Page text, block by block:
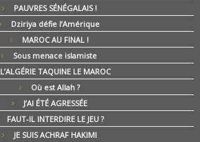
PAUVRES SÉNÉGALAIS !
Dziriya défie l’Amérique
MAROC AU FINAL !
Sous menace islamiste
L’ALGÉRIE TAQUINE LE MAROC
Où est Allah ?
J’AI ÉTÉ AGRESSÉE
FAUT-IL INTERDIRE LE JEU ?
JE SUIS ACHRAF HAKIMI